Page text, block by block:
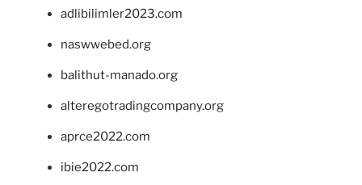
adlibilimler2023.com
naswwebed.org
balithut-manado.org
alteregotradingcompany.org
aprce2022.com
ibie2022.com